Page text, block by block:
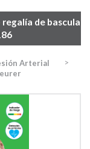
de bascula
Arterial
>